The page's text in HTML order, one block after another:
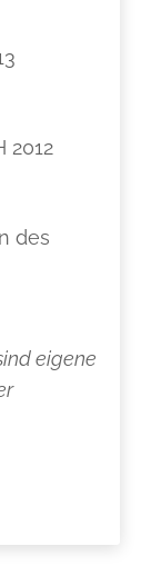
2012
des
eigene